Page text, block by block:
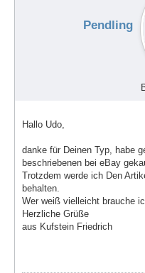
Pendling
Hallo Udo,
danke für Deinen Typ, habe
beschriebenen bei eBay
Trotzdem werde ich Den
behalten.
Wer weiß vielleicht brauche
Herzliche Grüße
aus Kufstein Friedrich